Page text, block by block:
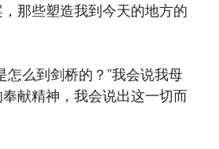
那些塑造我到今天的地方的
怎么到剑桥的？”我会说我母
献精神，我会说出这一切而